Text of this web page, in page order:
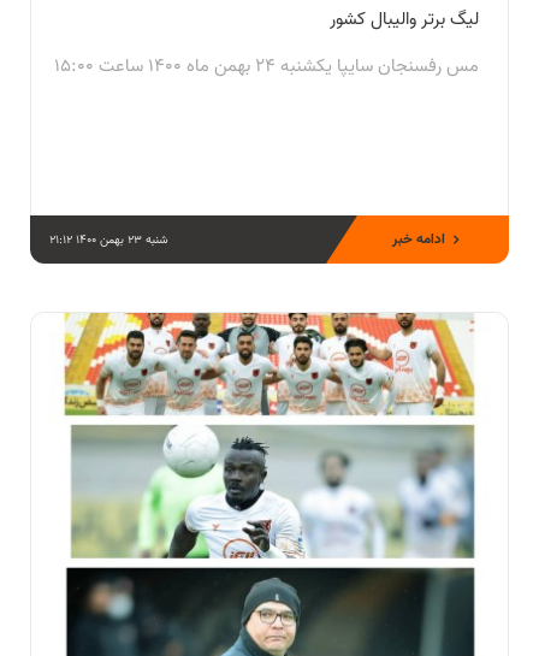
لیگ برتر والیبال کشور
مس رفسنجان سایپا یکشنبه 24 بهمن ماه 1400 ساعت 15:00
شنبه 23 بهمن 1400 21:12 ادامه خبر